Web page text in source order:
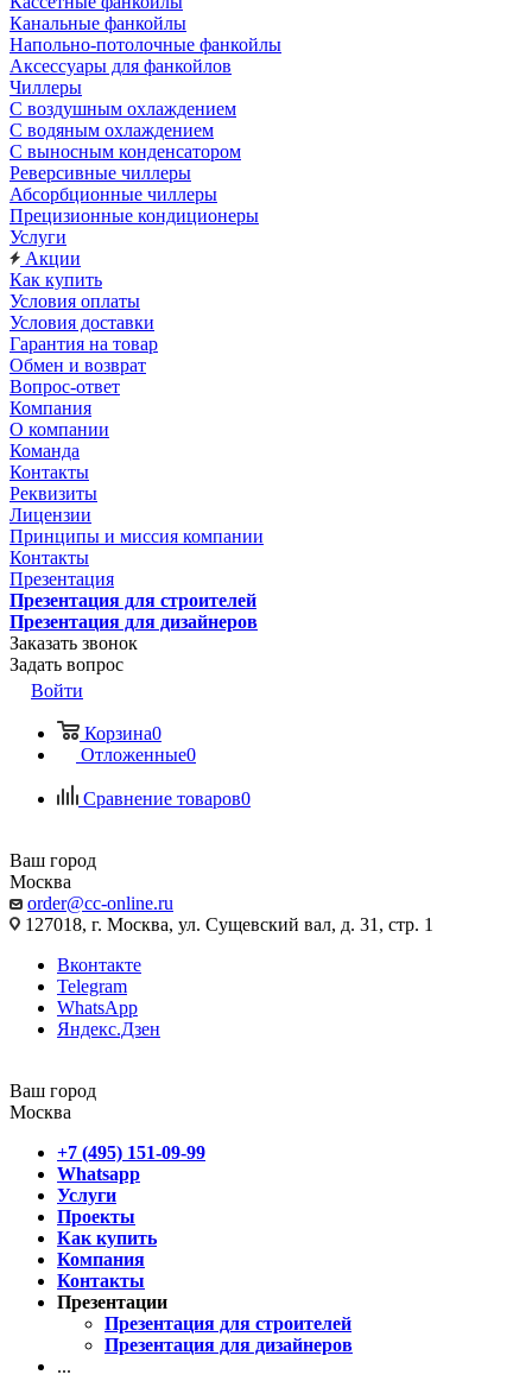
Канальные фанкойлы
Напольно-потолочные фанкойлы
Аксессуары для фанкойлов
Чиллеры
С воздушным охлаждением
С водяным охлаждением
С выносным конденсатором
Реверсивные чиллеры
Абсорбционные чиллеры
Прецизионные кондиционеры
Услуги
Акции
Как купить
Условия оплаты
Условия доставки
Гарантия на товар
Обмен и возврат
Вопрос-ответ
Компания
О компании
Команда
Контакты
Реквизиты
Лицензии
Принципы и миссия компании
Контакты
Презентация
Презентация для строителей
Презентация для дизайнеров
Заказать звонок
Задать вопрос
Войти
Корзина0
Отложенные0
Сравнение товаров0
Ваш город
Москва
order@cc-online.ru
127018, г. Москва, ул. Сущевский вал, д. 31, стр. 1
Вконтакте
Telegram
WhatsApp
Яндекс.Дзен
Ваш город
Москва
+7 (495) 151-09-99
Whatsapp
Услуги
Проекты
Как купить
Компания
Контакты
Презентации
Презентация для строителей
Презентация для дизайнеров
...